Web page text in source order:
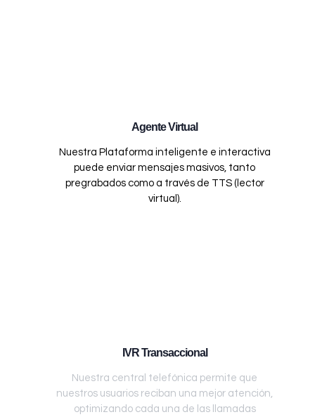
Agente Virtual
Nuestra Plataforma inteligente e interactiva
puede enviar mensajes masivos, tanto
pregrabados como a través de TTS (lector
virtual).
IVR Transaccional
Nuestra central telefónica permite que
nuestros usuarios reciban una mejor atención,
optimizando cada una de las llamadas